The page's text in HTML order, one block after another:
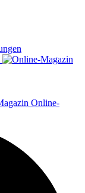
Online-